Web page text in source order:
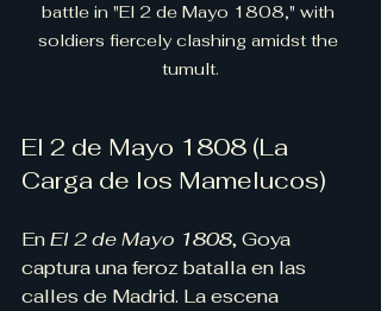
battle in "El 2 de Mayo 1808," with
soldiers fiercely clashing amidst the
tumult.
El 2 de Mayo 1808 (La
Carga de los Mamelucos)
En El 2 de Mayo 1808, Goya
captura una feroz batalla en las
calles de Madrid. La escena